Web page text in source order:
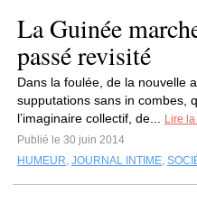
La Guinée
passé revisité
Dans la foulée, de la nouvelle
supputations sans in combes,
l’imaginaire collectif, de...
Lire
Publié le 30 juin 2014
HUMEUR, JOURNAL INTIME,